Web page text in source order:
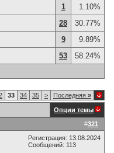
1
1.10%
28
30.77%
9
9.89%
53 58.24%
33 34 35 > Последняя »
Опции темы
#321
Регистрация: 13.08.2024
Сообщений: 113